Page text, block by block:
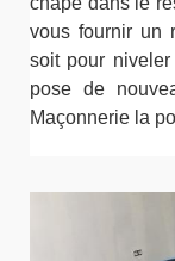
vous fournir un
soit pour
pose de
Maçonnerie la